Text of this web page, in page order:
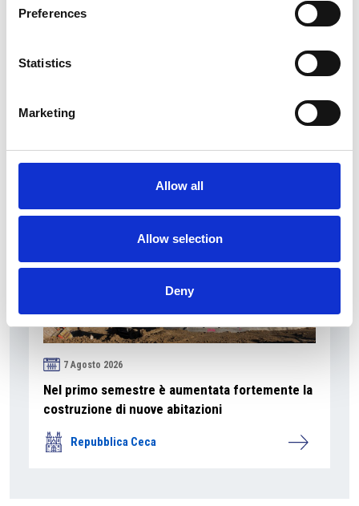
Preferences
Statistics
Marketing
Allow all
Allow selection
Deny
semestre
7 Agosto 2026
Nel primo semestre è aumentata fortemente la
costruzione di nuove abitazioni
Repubblica Ceca